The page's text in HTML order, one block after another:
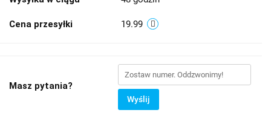
Cena przesyłki 19.99
Masz pytania?
Wyślij